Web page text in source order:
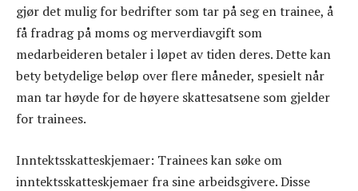
gjør det mulig for bedrifter som tar på seg en trainee, å
få fradrag på moms og merverdiavgift som
medarbeideren betaler i løpet av tiden deres. Dette kan
bety betydelige beløp over flere måneder, spesielt når
man tar høyde for de høyere skattesatsene som gjelder
for trainees.
Inntektsskatteskjemaer: Trainees kan søke om
inntektsskatteskjemaer fra sine arbeidsgivere. Disse